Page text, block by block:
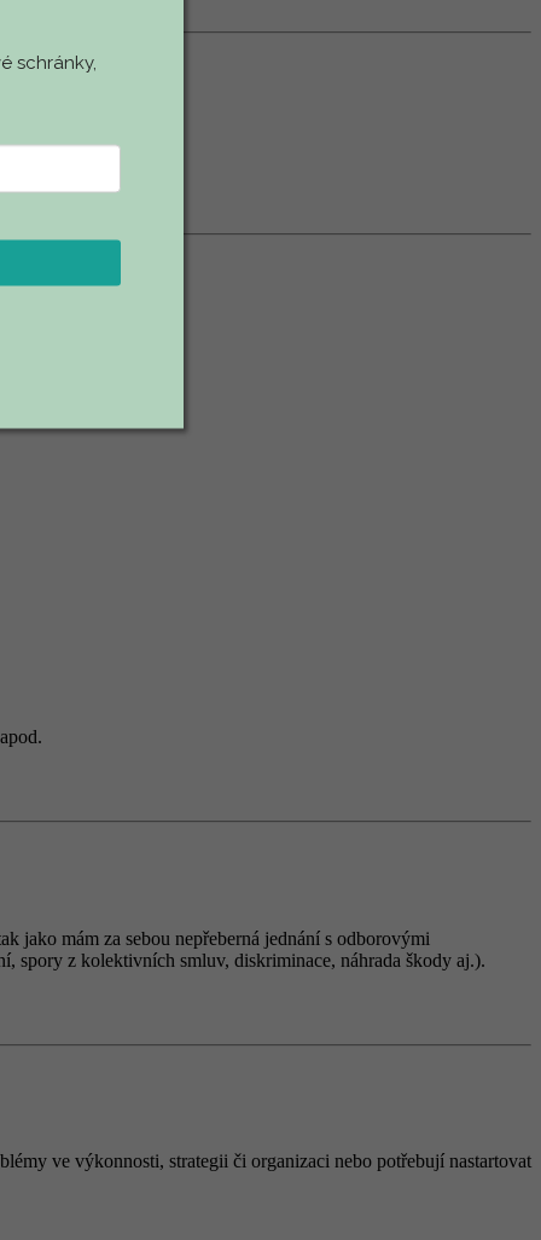
jako mám za sebou nepřeberná jednání s odborovými
spory z kolektivních smluv, diskriminace, náhrada škody aj.).
ve výkonnosti, strategii či organizaci nebo potřebují nastartovat
schránky,